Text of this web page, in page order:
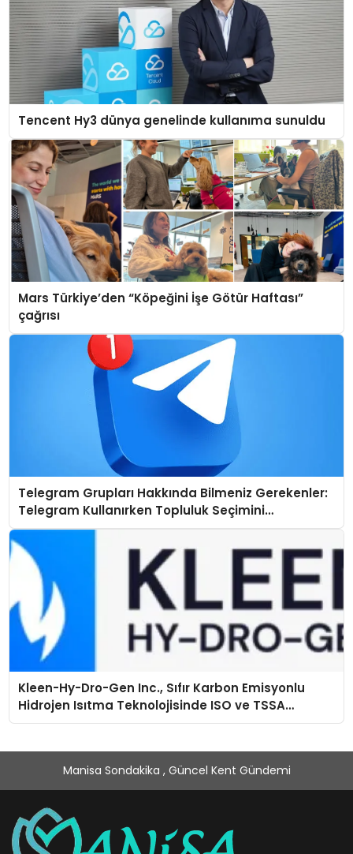
Tencent Hy3 dünya genelinde kullanıma sunuldu
Mars Türkiye’den “Köpeğini İşe Götür Haftası”
çağrısı
Telegram Grupları Hakkında Bilmeniz Gerekenler:
Telegram Kullanırken Topluluk Seçimini
Kolaylaştırın
Kleen-Hy-Dro-Gen Inc., Sıfır Karbon Emisyonlu
Hidrojen Isıtma Teknolojisinde ISO ve TSSA
Düzenleyici Onaylarını Aldı
Manisa Sondakika , Güncel Kent Gündemi